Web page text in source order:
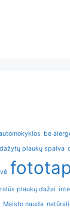
be
dažytų plaukų spalva
plaukų dažai
Maisto nauda